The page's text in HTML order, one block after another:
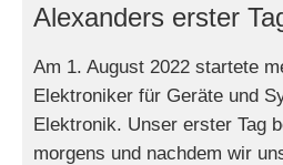
Alexanders erster
Am 1. August 2022 startete
Elektroniker für Geräte und
Elektronik. Unser erster Tag
morgens und nachdem wir